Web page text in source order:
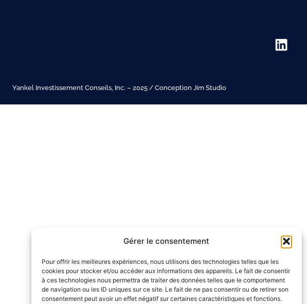
Gérer le consentement
Pour offrir les meilleures expériences, nous utilisons des technologies telles que les
cookies pour stocker et/ou accéder aux informations des appareils. Le fait de consentir
à ces technologies nous permettra de traiter des données telles que le comportement
de navigation ou les ID uniques sur ce site. Le fait de ne pas consentir ou de retirer son
consentement peut avoir un effet négatif sur certaines caractéristiques et fonctions.
Yankel Investissement Conseils, Inc. – 2025 / Conception Jim Studio